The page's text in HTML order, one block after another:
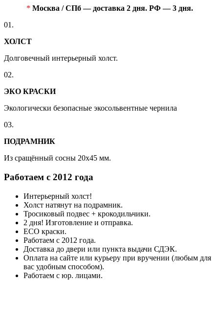
* Москва / СПб — доставка 2 дня. РФ — 3 дня.
01.
ХОЛСТ
Долговечный интерьерный холст.
02.
ЭКО КРАСКИ
Экологически безопасные экосольвентные чернила
03.
ПОДРАМНИК
Из сращённый сосны 20x45 мм.
Работаем с 2012 года
Интерьерный холст!
Холст натянут на подрамник.
Тросиковый подвес + крокодильчики.
2 дня! Изготовление и отправка.
ECO краски.
Работаем с 2012 года.
Доставка до двери или пункта выдачи СДЭК.
Оплата на сайте или курьеру при вручении (любым для
вас удобным способом).
Работаем с юр. лицами.